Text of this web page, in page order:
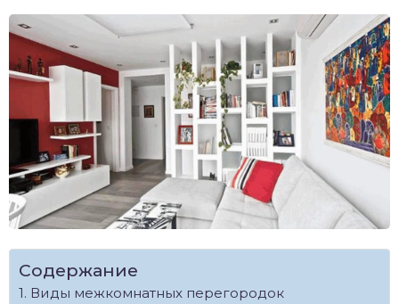
Содержание
Виды межкомнатных перегородок